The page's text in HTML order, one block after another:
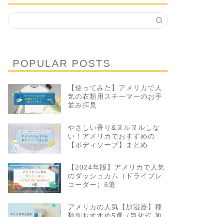
POPULAR POSTS
【使ってみた】アメリカで人
気の衣類用スチーマーのお手
並み拝見
やさしい香り&ヌルヌルしな
い！アメリカでおすすめの
【ボディソープ】まとめ
【2024年版】アメリカで人気
のダッシュカム（ドライブレ
コーダー）6選
アメリカの人気【加湿器】種